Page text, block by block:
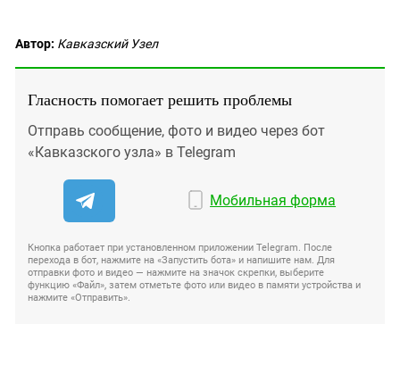
Автор: Кавказский Узел
Гласность помогает решить проблемы
Отправь сообщение, фото и видео через бот
«Кавказского узла» в Telegram
Мобильная форма
Кнопка работает при установленном приложении Telegram. После
перехода в бот, нажмите на «Запустить бота» и напишите нам. Для
отправки фото и видео — нажмите на значок скрепки, выберите
функцию «Файл», затем отметьте фото или видео в памяти устройства и
нажмите «Отправить».